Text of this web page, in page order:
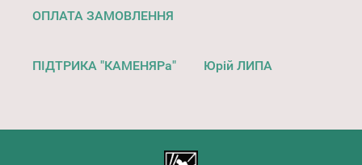
ОПЛАТА ЗАМОВЛЕННЯ
ПІДТРИКА "КАМЕНЯРа" Юрій ЛИПА